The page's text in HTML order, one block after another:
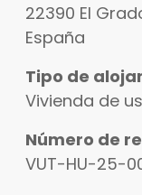
22390 El
España
Tipo de
Vivienda de
Número de
VUT-HU-25-